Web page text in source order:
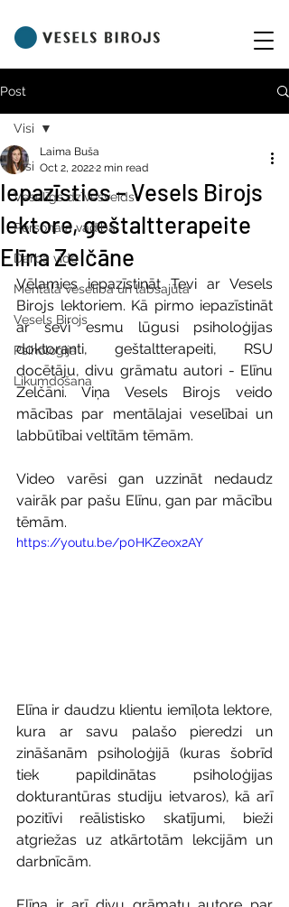
Post
Visi
Veselīgs dzīvesveids
Personāla vadība
Darba vide
Mentālā veselība un labsajūta
Vesels Birojs
Psiholoģija
Likumdošana
Visi
Iepazīsties – Vesels Birojs
lektore, geštaltterapeite
Elīna Zelčāne
Laima Buša
Oct 2, 20222 min read
Vēlamies iepazīstināt Tevi ar Vesels
Birojs lektoriem. Kā pirmo iepazīstināt
ar sevi esmu lūgusi psiholoģijas
doktoranti, geštaltterapeiti, RSU
docētāju, divu grāmatu autori - Elīnu
Zelčāni. Viņa Vesels Birojs veido
mācības par mentālajai veselībai un
labbūtībai veltītām tēmām.
Video varēsi gan uzzināt nedaudz
vairāk par pašu Elīnu, gan par mācību
tēmām.
https://youtu.be/p0HKZeox2AY
Elīna ir daudzu klientu iemīļota lektore,
kura ar savu palašo pieredzi un
zināšanām psiholoģijā (kuras šobrīd
tiek papildinātas psiholoģijas
dokturantūras studiju ietvaros), kā arī
pozitīvi reālistisko skatījumi, bieži
atgriežas uz atkārtotām lekcijām un
darbnīcām.